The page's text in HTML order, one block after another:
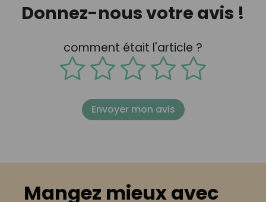
Donnez-nous votre avis !
comment était l'article ?
Envoyer mon avis
Mangez mieux avec